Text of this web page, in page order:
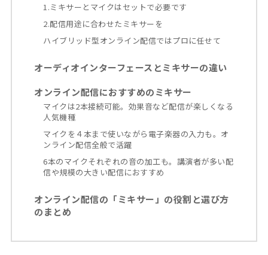
1.ミキサーとマイクはセットで必要です
2.配信用途に合わせたミキサーを
ハイブリッド型オンライン配信ではプロに任せて
オーディオインターフェースとミキサーの違い
オンライン配信におすすめのミキサー
マイクは2本接続可能。効果音など配信が楽しくなる
人気機種
マイクを４本まで使いながら電子楽器の入力も。オ
ンライン配信全般で活躍
6本のマイクそれぞれの音の加工も。講演者が多い配
信や規模の大きい配信におすすめ
オンライン配信の「ミキサー」の役割と選び方
のまとめ